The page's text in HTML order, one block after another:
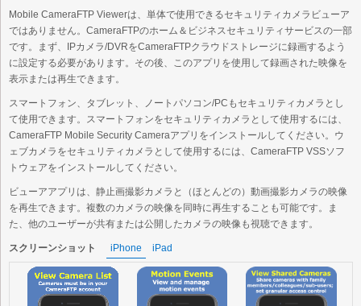
Mobile CameraFTP Viewerは、単体で使用できるセキュリティカメラビューア
ではありません。CameraFTPのホーム＆ビジネスセキュリティサービスの一部
です。まず、IPカメラ/DVRをCameraFTPクラウドストレージに録画するよう
に設定する必要があります。その後、このアプリを使用して録画された映像を
表示または再生できます。
スマートフォン、タブレット、ノートパソコン/PCもセキュリティカメラとし
て使用できます。スマートフォンをセキュリティカメラとして使用するには、
CameraFTP Mobile Security Cameraアプリをインストールしてください。ウ
ェブカメラをセキュリティカメラとして使用するには、CameraFTP VSSソフ
トウェアをインストールしてください。
ビューアアプリは、静止画撮影カメラと（ほとんどの）動画撮影カメラの映像
を再生できます。複数のカメラの映像を同時に再生することも可能です。ま
た、他のユーザーが共有または公開したカメラの映像も視聴できます。
スクリーンショット iPhone iPad